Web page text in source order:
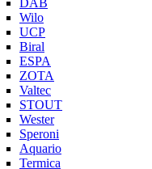
DAB
Wilo
UCP
Biral
ESPA
ZOTA
Valtec
STOUT
Wester
Speroni
Aquario
Termica